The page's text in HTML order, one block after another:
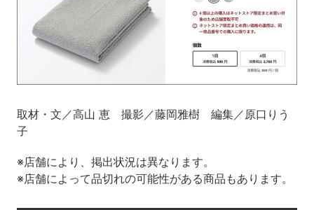
取材・文／高山 恵 撮影／藤岡雅樹 編集／原口りう
子
※店舗により、掲出状況は異なります。
※店舗によって品切れの可能性がある商品もあります。